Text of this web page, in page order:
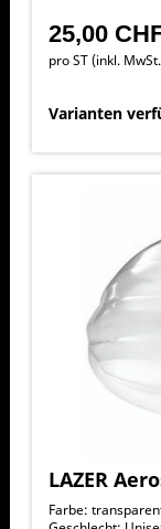
25,00
pro ST (inkl.
Varianten
LAZER
Farbe: